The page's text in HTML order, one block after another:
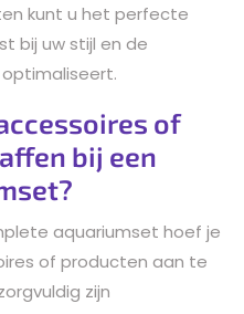
kunt u het perfecte
bij uw stijl en de
of
bij een
aquariumset hoef je
of producten aan te
zijn